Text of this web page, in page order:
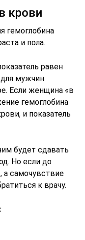
крови
гемоглобина
и пола.
равен
мужчин
Если женщина «в
гемоглобина
и показатель
будет сдавать
Но если до
а самочувствие
к врачу.